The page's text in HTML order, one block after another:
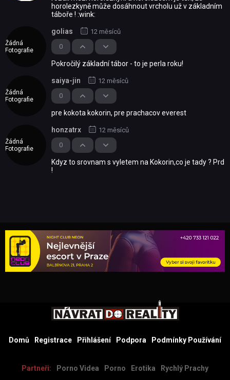
horolezkyně může dosáhnout vrcholu už v základním
táboře ! :wink:
Žádná
Fotografie
0
golias 12 měsíců
Pokročilý základní tábor - to je perla roku!
Žádná
Fotografie
0
saiya-jin 12 měsíců
pre kokota kokorin, pre prachacov everest
Žádná
Fotografie
0
honzatrx 12 měsíců
Kdyz to srovnam s vyletem na Kokorin,co je tady ? Prd
!
Domů Registrace Přihlášení Podpora Podmínky Používání
Partneři: Porno Videa Porno Erotika
Rychlý Prachy